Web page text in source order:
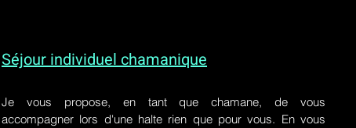
Séjour individuel chamanique
Je vous propose, en tant que chamane, de vous
accompagner lors d'une halte rien que pour vous. En vous